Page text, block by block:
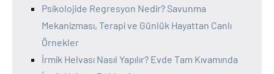
Psikolojide Regresyon Nedir? Savunma
Mekanizması, Terapi ve Günlük Hayattan Canlı
Örnekler
İrmik Helvası Nasıl Yapılır? Evde Tam Kıvamında